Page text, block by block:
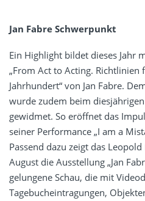
Jan Fabre Schwerpunkt
Ein Highlight bildet dieses Jahr
„From Act to Acting.
Jahrhundert“ von Jan Fabre.
wurde zudem beim
gewidmet. So eröffnet das
seiner Performance „I am a
Passend dazu zeigt das
August die Ausstellung „Jan
gelungene Schau, die mit
Tagebucheintragungen,